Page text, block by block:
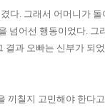
다. 그래서 어머니가
넘어선 행동이었다. 그
결과 오빠는 신부가 되
끼칠지 고민해야 한다